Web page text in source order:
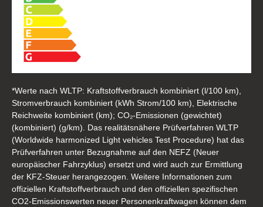
*Werte nach WLTP: Kraftstoffverbrauch kombiniert (l/100 km),
Stromverbrauch kombiniert (kWh Strom/100 km), Elektrische
Reichweite kombiniert (km); CO₂-Emissionen (gewichtet)
(kombiniert) (g/km). Das realitätsnähere Prüfverfahren WLTP
(Worldwide harmonized Light vehicles Test Procedure) hat das
Prüfverfahren unter Bezugnahme auf den NEFZ (Neuer
europäischer Fahrzyklus) ersetzt und wird auch zur Ermittlung
der KFZ-Steuer herangezogen. Weitere Informationen zum
offiziellen Kraftstoffverbrauch und den offiziellen spezifischen
CO2-Emissionswerten neuer Personenkraftwagen können dem